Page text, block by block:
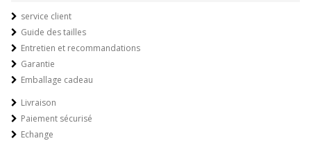
service client
Guide des tailles
Entretien et recommandations
Garantie
Emballage cadeau
Livraison
Paiement sécurisé
Echange